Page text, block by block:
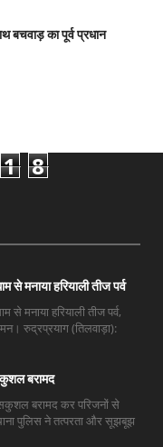
बचवाड़ का पूर्व प्रधान
1 8
से मनाया हरियाली तीज पर्व
मनाया हरियाली तीज पर्व,
रुद्रप्रयाग (तिलवाड़ा):
बरामद
बरामद कर परिजनों से
पुलिस ने तत्परता और सूझबूझ